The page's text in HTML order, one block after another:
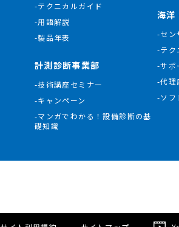
-テクニカルガイド
-用語解説
-製品年表
計測診断事業部
-技術講座セミナー
-キャンペーン
-マンガでわかる！設備診断の基
礎知識
海洋
-セン
-テク
-サポ
-代理
-ソフ